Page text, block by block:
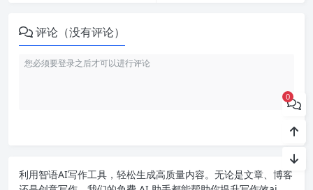
评论（没有评论）
利用智语AI写作工具，轻松生成高质量内容。无论是文章、博客
0